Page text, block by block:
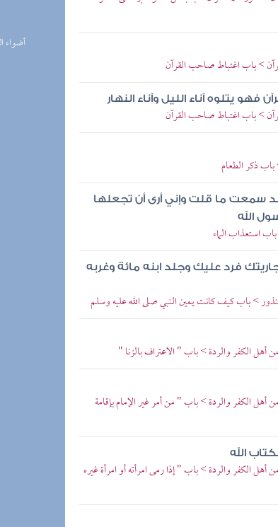
(5)
> باب اغتباط صاحب القرآن
فهو يتلوه آناء الليل وآناء النهار
> باب اغتباط صاحب القرآن
ذكر الطعام
سمعت ما قلت وإني أرى أن تجعلها
الله
استعذاب الماء
فرد عليك وجلد ابنه مائة وغربه
> باب كيف كانت يمين النبي صلى الله عليه وسلم
الكفر والردة > باب " الاعتراف بالزنا "
الكفر والردة > باب " من أمر غير الإمام بإقامة
الله
الكفر والردة > باب " إذا رمى امرأته أو امرأة غيره